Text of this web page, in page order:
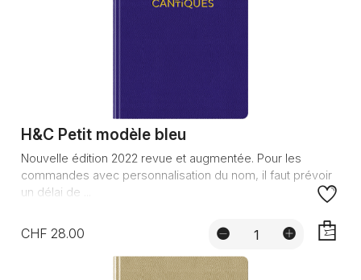
H&C Petit modèle bleu
Nouvelle édition 2022 revue et augmentée. Pour les
commandes avec personnalisation du nom, il faut prévoir
un délai de ...
CHF 28.00